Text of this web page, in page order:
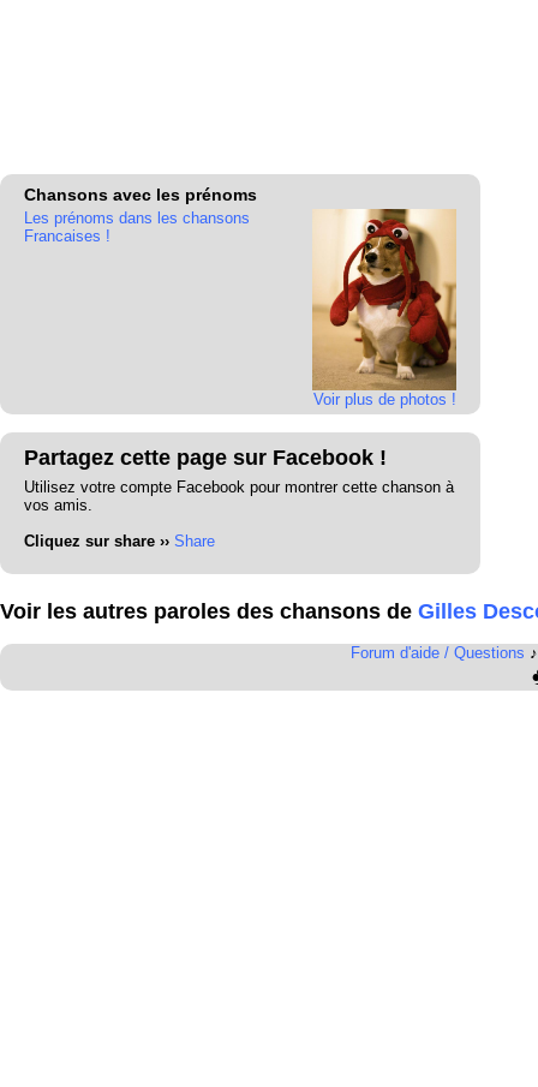
Chansons avec les prénoms
Voir plus de photos !
Les prénoms dans les chansons
Francaises !
Partagez cette page sur Facebook !
Utilisez votre compte Facebook pour montrer cette chanson à
vos amis.
Cliquez sur share ›› Share
Voir les autres paroles des chansons de Gilles
Forum d'aide / Questions